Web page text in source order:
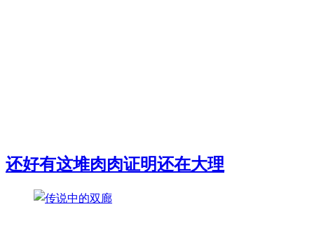
还好有这堆肉肉证明还在大理